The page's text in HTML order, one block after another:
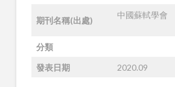
期刊名稱(出處)
中國蘇軾學會
分類
發表日期
2020.09